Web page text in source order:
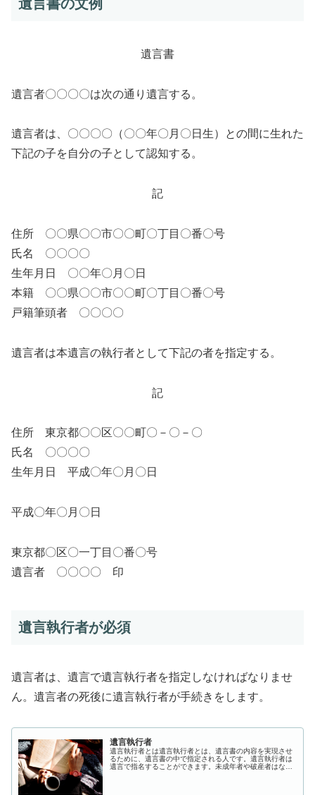
遺言書の文例
遺言書
遺言者〇〇〇〇は次の通り遺言する。
遺言者は、〇〇〇〇（〇〇年〇月〇日生）との間に生れた
下記の子を自分の子として認知する。
記
住所 〇〇県〇〇市〇〇町〇丁目〇番〇号
氏名 〇〇〇〇
生年月日 〇〇年〇月〇日
本籍 〇〇県〇〇市〇〇町〇丁目〇番〇号
戸籍筆頭者 〇〇〇〇
遺言者は本遺言の執行者として下記の者を指定する。
記
住所 東京都〇〇区〇〇町〇－〇－〇
氏名 〇〇〇〇
生年月日 平成〇年〇月〇日
平成〇年〇月〇日
東京都〇区〇一丁目〇番〇号
遺言者 〇〇〇〇 印
遺言執行者が必須
遺言者は、遺言で遺言執行者を指定しなければなりませ
ん。遺言者の死後に遺言執行者が手続きをします。
遺言執行者
遺言執行者とは遺言執行者とは、遺言書の内容を実現させ
るために、遺言書の中で指定される人です。遺言執行者は
遺言で指名することができます。未成年者や破産者はなる